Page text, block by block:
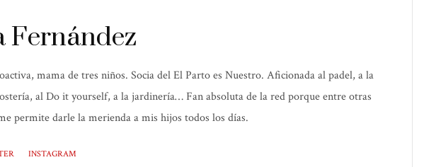
Fernández
mama de tres niños. Socia del El Parto es Nuestro. Aficionada al padel, a la
al Do it yourself, a la jardinería… Fan absoluta de la red porque entre otras
permite darle la merienda a mis hijos todos los días.
INSTAGRAM